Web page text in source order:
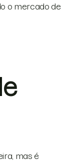
o mercado de
mas é